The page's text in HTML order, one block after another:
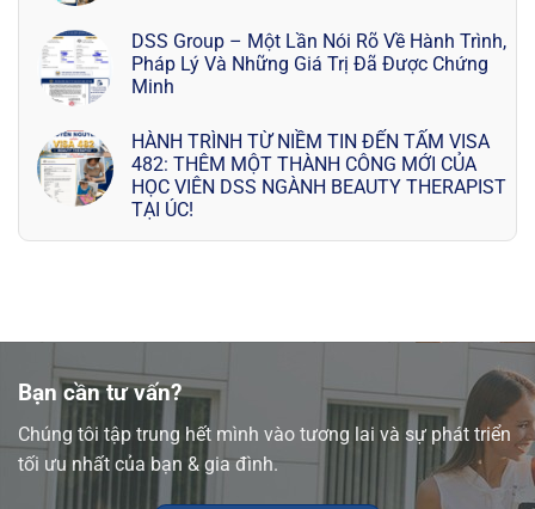
DSS Group – Một Lần Nói Rõ Về Hành Trình,
Pháp Lý Và Những Giá Trị Đã Được Chứng
Minh
HÀNH TRÌNH TỪ NIỀM TIN ĐẾN TẤM VISA
482: THÊM MỘT THÀNH CÔNG MỚI CỦA
HỌC VIÊN DSS NGÀNH BEAUTY THERAPIST
TẠI ÚC!
Bạn cần tư vấn?
Chúng tôi tập trung hết mình vào tương lai và sự phát triển
tối ưu nhất của bạn & gia đình.